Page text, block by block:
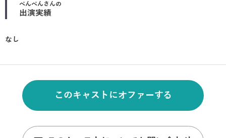
ぺんぺん さんの
出演実績
なし
このキャストにオファーする